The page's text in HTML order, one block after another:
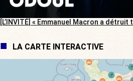
[L’INVITÉ] « Emmanuel Macron a détruit
LA CARTE INTERACTIVE